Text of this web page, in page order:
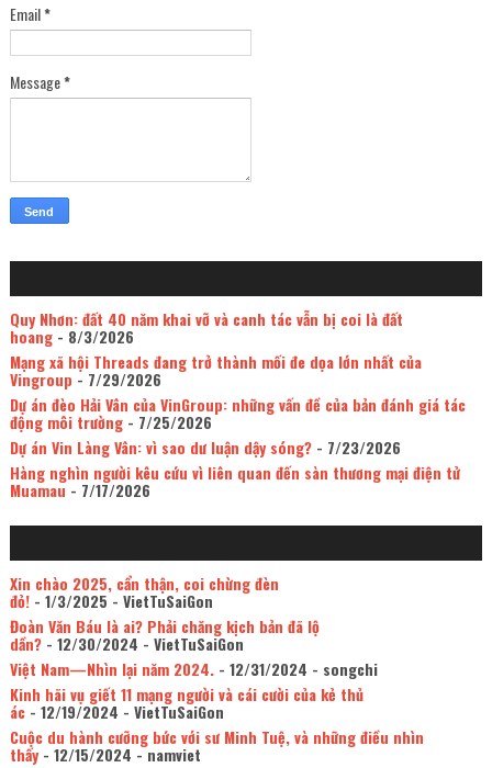
Email*
Message*
Quy Nhơn: đất 40 năm khai vỡ và canh tác vẫn bị coi là đất
hoang- 8/3/2026
Mạng xã hội Threads đang trở thành mối đe dọa lớn nhất của
Vingroup - 7/29/2026
Dự án đèo Hải Vân của VinGroup: những vấn đề của bản đánh giá tác
động môi trường- 7/25/2026
Dự án Vin Làng Vân: vì sao dư luận dậy sóng?- 7/23/2026
Hàng nghìn người kêu cứu vì liên quan đến sàn thương mại điện tử
Muamau- 7/17/2026
Xin chào 2025, cẩn thận, coi chừng đèn
đỏ!- 1/3/2025 - VietTuSaiGon
Đoàn Văn Báu là ai? Phải chăng kịch bản đã lộ
dần?- 12/30/2024 - VietTuSaiGon
Việt Nam—Nhìn lại năm 2024.- 12/31/2024 - songchi
Kinh hãi vụ giết 11 mạng người và cái cười của kẻ thủ
ác- 12/19/2024 - VietTuSaiGon
Cuộc du hành cưỡng bức với sư Minh Tuệ, và những điều nhìn
thấy- 12/15/2024 - namviet